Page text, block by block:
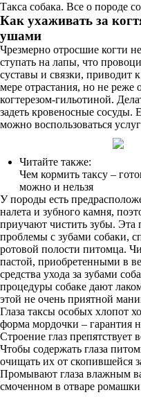
Такса собака. Все о породе
Как ухаживать за
ушами
Чрезмерно отросшие когти
ступать на лапы, что
суставы и связки, приводит
мере отрастания, но не реже
когтерезом-гильотиной.
задеть кровеносные сосуды.
можно воспользоваться
Читайте также:
Чем кормить таксу –
можно и нельзя
У породы есть
налета и зубного камня,
приучают чистить зубы. Эта
проблемы с зубами собаки,
ротовой полости питомца.
пастой, приобретенными в
средства ухода за зубами
процедуры собаке дают
этой не очень приятной
Глаза таксы особых хлопот
форма мордочки – гарантия
Строение глаз
Чтобы содержать глаза
очищать их от скопившейся
Промывают глаза влажным
смоченном в отваре